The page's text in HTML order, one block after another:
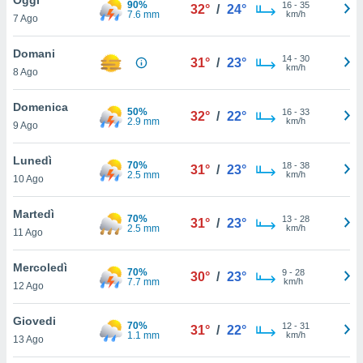
è
al sito
di
ci
di
il
un
la
nella
7 Ago
90%
7.6 mm
32° / 24° 16- 35
km/h
Domani
8 Ago
31° / 23° 14- 30
km/h
Domenica
9 Ago
50%
2.9 mm
32° / 22° 16- 33
km/h
Lunedì
10 Ago
70%
2.5 mm
31° / 23° 18- 38
km/h
Martedì
11 Ago
70%
2.5 mm
31° / 23° 13- 28
km/h
Mercoledì
12 Ago
70%
7.7 mm
30° / 23° 9- 28
km/h
Giovedi
13 Ago
70%
1.1 mm
31° / 22° 12- 31
km/h